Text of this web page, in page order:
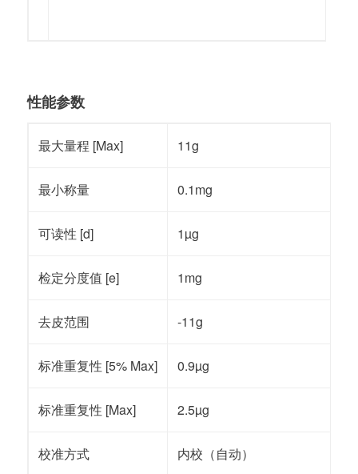
性能参数
最大量程 [Max] 11g
最小称量 0.1mg
可读性 [d] 1µg
检定分度值 [e] 1mg
去皮范围 -11g
标准重复性 [5% Max] 0.9µg
标准重复性 [Max] 2.5µg
校准方式 内校（自动）